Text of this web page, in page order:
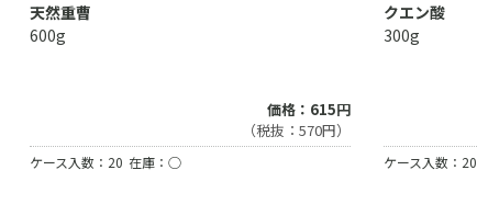
天然重曹
600g
価格：615円
（税抜：570円）
ケース入数：20 在庫：○
クエン酸
300g
ケース入数：20